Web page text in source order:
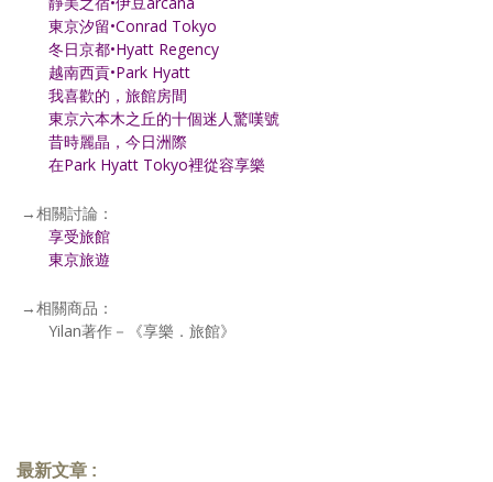
東京汐留•Conrad Tokyo
冬日京都•Hyatt Regency
越南西貢•Park Hyatt
我喜歡的，旅館房間
東京六本木之丘的十個迷人驚嘆號
昔時麗晶，今日洲際
在Park Hyatt Tokyo裡從容享樂
→相關討論：
享受旅館
東京旅遊
→相關商品：
Yilan著作－《享樂．旅館》
最新文章 :